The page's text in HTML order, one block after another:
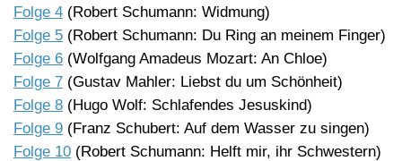
Folge 4 (Robert Schumann: Widmung)
Folge 5 (Robert Schumann: Du Ring an meinem Finger)
Folge 6 (Wolfgang Amadeus Mozart: An Chloe)
Folge 7 (Gustav Mahler: Liebst du um Schönheit)
Folge 8 (Hugo Wolf: Schlafendes Jesuskind)
Folge 9 (Franz Schubert: Auf dem Wasser zu singen)
Folge 10 (Robert Schumann: Helft mir, ihr Schwestern)